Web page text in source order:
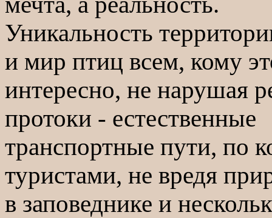
Уникальность
и мир птиц всем, кому
интересно, не нарушая
протоки - естественные
транспортные пути, по
туристами, не вредя
в заповеднике и